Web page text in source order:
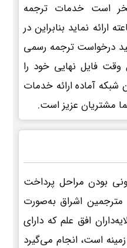
است خدمات ترجمه
را به‌صورت 24 ساعته ارائه نماید بنابراین در
درخواست ترجمه رسمی
فایل نهایی خود را
شبکه آماده ارائه خدمات
مشتریان عزیز است.
بودن مراحل پرداخت
مترجمین اشراق به‌صورت
افق علم که دارای
است، انجام می‌گیرد